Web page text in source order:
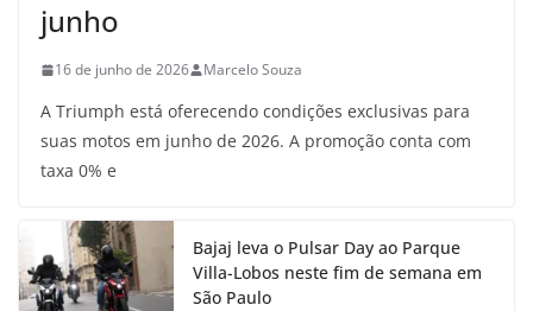
junho
16 de junho de 2026 Marcelo Souza
A Triumph está oferecendo condições exclusivas para
suas motos em junho de 2026. A promoção conta com
taxa 0% e
Bajaj leva o Pulsar Day ao Parque
Villa-Lobos neste fim de semana em
São Paulo